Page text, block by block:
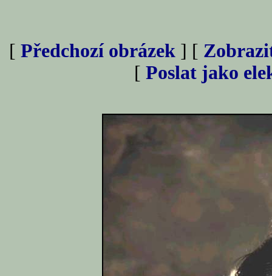
[ Předchozí obrázek ] [
[ Poslat jako